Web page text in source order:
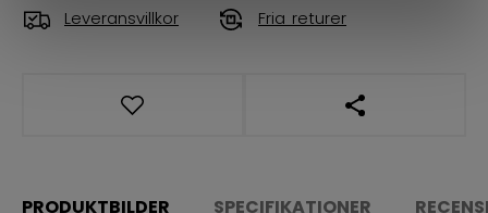
Leveransvillkor Fria returer
ÖPPNA
PRODUKTBILDER SPECIFIKATIONER